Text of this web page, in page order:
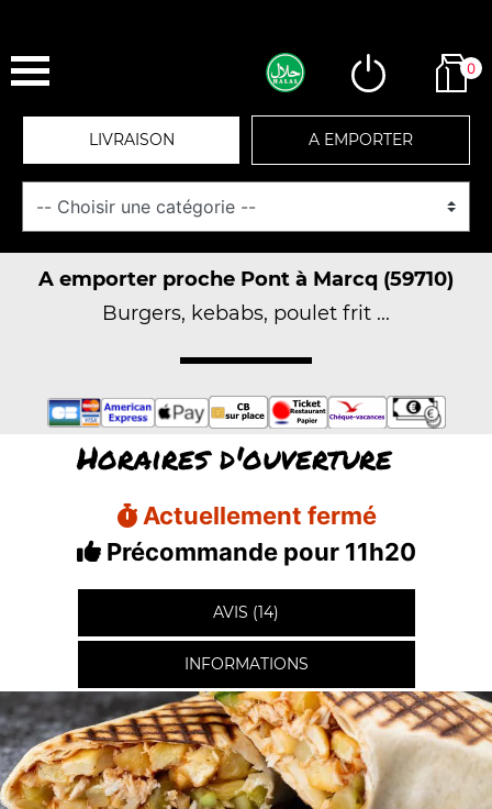
0
LIVRAISON A EMPORTER
A emporter proche Pont à Marcq (59710)
Burgers, kebabs, poulet frit ...
Horaires d'ouverture
Actuellement fermé
Précommande pour 11h20
AVIS (14)
INFORMATIONS